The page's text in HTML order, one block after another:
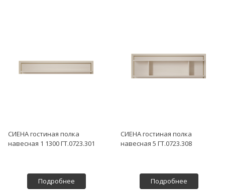
СИЕНА гостиная полка
навесная 1 1300 ГТ.0723.301
Подробнее
СИЕНА гостиная полка
навесная 5 ГТ.0723.308
Подробнее